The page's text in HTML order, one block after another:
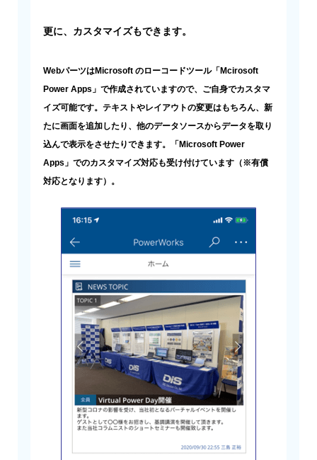
更に、カスタマイズもできます。
WebパーツはMicrosoft のローコードツール「Mcirosoft
Power Apps」で作成されていますので、ご自身でカスタマ
イズ可能です。テキストやレイアウトの変更はもちろん、新
たに画面を追加したり、他のデータソースからデータを取り
込んで表示をさせたりできます。「Microsoft Power
Apps」でのカスタマイズ対応も受け付けています（※有償
対応となります）。